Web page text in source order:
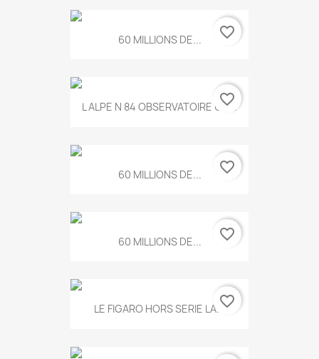
60 MILLIONS DE... favorite_border
L ALPE N 84 OBSERVATOIRE UN...
favorite_border
60 MILLIONS DE... favorite_border
60 MILLIONS DE... favorite_border
LE FIGARO HORS SERIE LA...favorite_border